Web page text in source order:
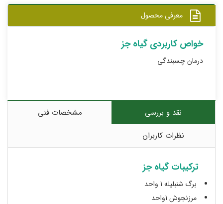
معرفی محصول
خواص کاربردی گیاه جز
درمان چسبندگى
نقد و بررسی
مشخصات فنی
نظرات کاربران
ترکیبات گیاه جز
برگ شنبلیله 1 واحد
مرزنجوش 1واحد